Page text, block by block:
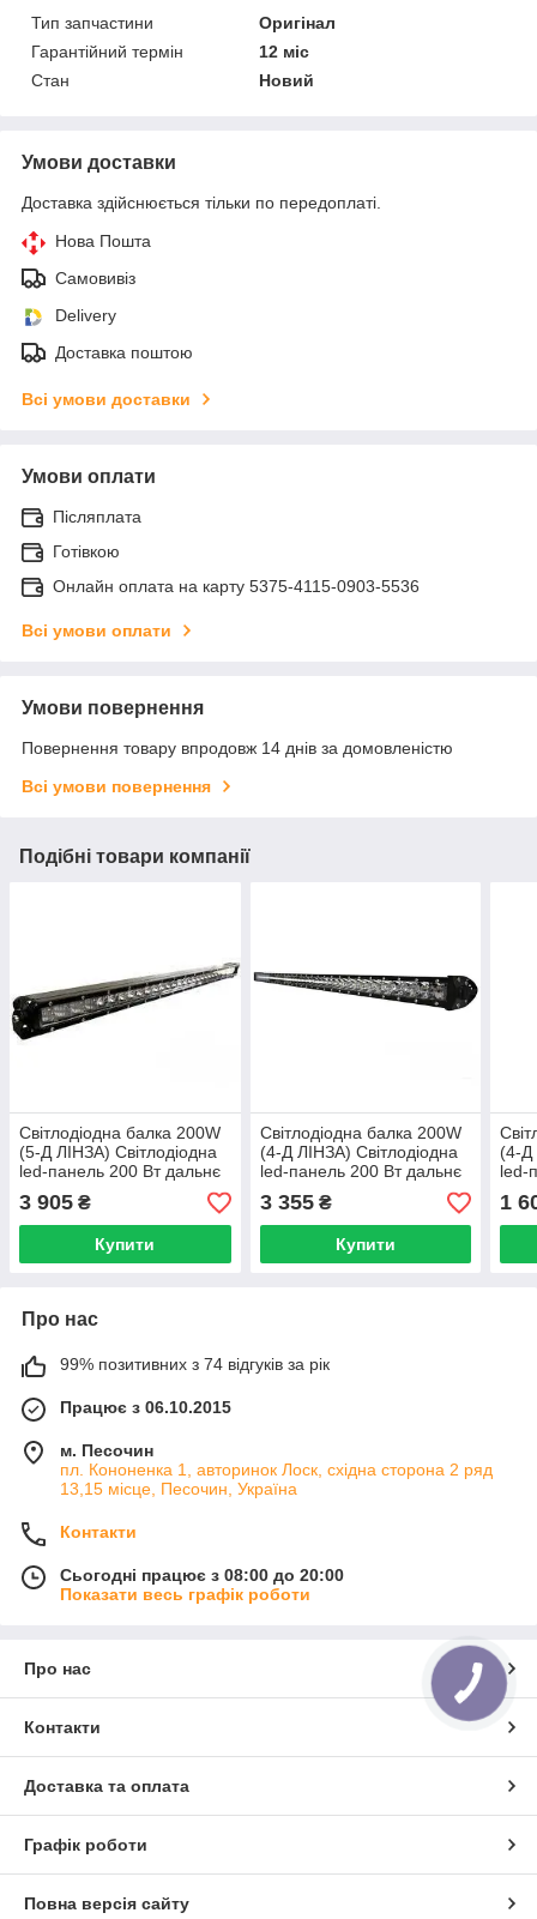
Тип запчастини
Оригінал
Гарантійний термін
12 міс
Стан
Новий
Умови доставки
Доставка здійснюється тільки по передоплаті.
Нова Пошта
Самовивіз
Delivery
Доставка поштою
Всі умови доставки
Умови оплати
Післяплата
Готівкою
Онлайн оплата на карту 5375-4115-0903-5536
Всі умови оплати
Умови повернення
Повернення товару впродовж 14 днів за домовленістю
Всі умови повернення
Подібні товари компанії
Світлодіодна балка 200W
(5-Д ЛІНЗА) Світлодіодна
led-панель 200 Вт дальнє
світло LED-балка Вузька
3 905 ₴
Купити
Світлодіодна балка 200W
(4-Д ЛІНЗА) Світлодіодна
led-панель 200 Вт дальнє
світло LED-балка Вузька
3 355₴
Купити
(4-Д
led-
1
Про нас
99% позитивних з 74 відгуків за рік
Працює з 06.10.2015
м. Песочин
пл. Кононенка 1, авторинок Лоск, східна сторона 2 ряд
13,15 місце, Песочин, Україна
Контакти
Сьогодні працює з 08:00 до 20:00
Показати весь графік роботи
Про нас
Контакти
Доставка та оплата
Графік роботи
Повна версія сайту